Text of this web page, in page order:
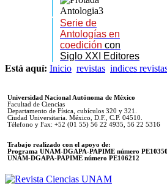
Serie de
Antologías en
coedición con
Siglo XXI Editores
Está aquí: Inicio revistas indices
Universidad Nacional Autónoma de México
Facultad de Ciencias
Departamento de Física, cubículos 320 y 321.
Ciudad Universitaria. México, D.F., C.P. 04510.
Télefono y Fax: +52 (01 55) 56 22 4935, 56 22 5316
Trabajo realizado con el apoyo de:
Programa UNAM-DGAPA-PAPIME número
UNAM-DGAPA-PAPIME número PE106212